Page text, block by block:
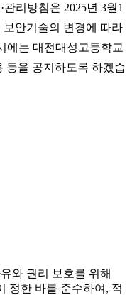
리방침은 2025년 3월1
안기술의 변경에 따라
에는 대전대성고등학교
등을 공지하도록 하겠습
와 권리 보호를 위해
정한 바를 준수하여, 적